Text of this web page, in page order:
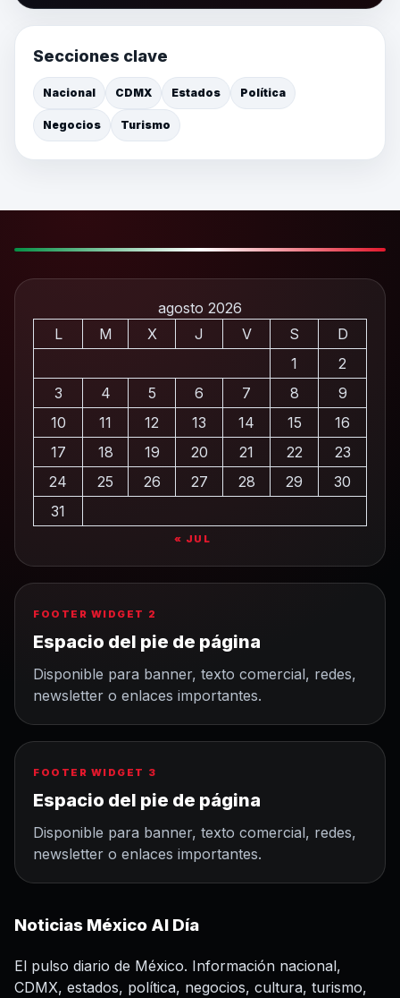
Secciones clave
Nacional CDMX Estados Política
Negocios Turismo
agosto 2026
L
M X J V S
D
1
2
3
4 5 6 7 8
9
10
11 12 13 14 15
16
17
18 19 20 21 22
23
24
25 26 27 28 29
30
31
« JUL
FOOTER WIDGET 2
Espacio del pie de página
Disponible para banner, texto comercial, redes,
newsletter o enlaces importantes.
FOOTER WIDGET 3
Espacio del pie de página
Disponible para banner, texto comercial, redes,
newsletter o enlaces importantes.
Noticias México Al Día
El pulso diario de México. Información nacional,
CDMX, estados, política, negocios, cultura, turismo,